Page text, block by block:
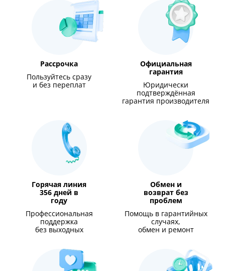
Рассрочка
Пользуйтесь сразу
и без переплат
Официальная
гарантия
Юридически
подтверждённая
гарантия производителя
Горячая линия
356 дней в
году
Профессиональная
поддержка
без выходных
Обмен и
возврат без
проблем
Помощь в гарантийных
случаях,
обмен и ремонт